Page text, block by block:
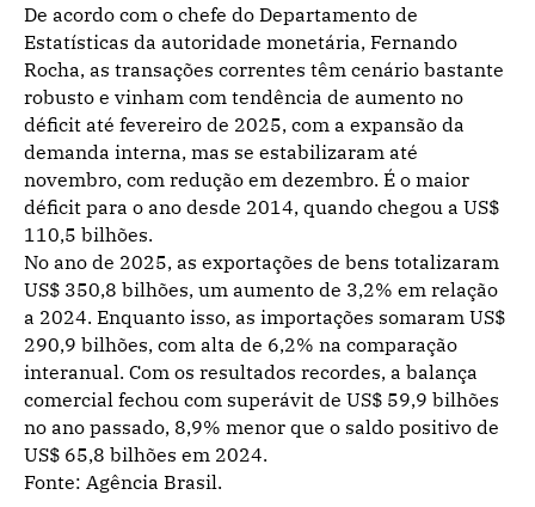
De acordo com o chefe do Departamento de
Estatísticas da autoridade monetária, Fernando
Rocha, as transações correntes têm cenário bastante
robusto e vinham com tendência de aumento no
déficit até fevereiro de 2025, com a expansão da
demanda interna, mas se estabilizaram até
novembro, com redução em dezembro. É o maior
déficit para o ano desde 2014, quando chegou a US$
110,5 bilhões.
No ano de 2025, as exportações de bens totalizaram
US$ 350,8 bilhões, um aumento de 3,2% em relação
a 2024. Enquanto isso, as importações somaram US$
290,9 bilhões, com alta de 6,2% na comparação
interanual. Com os resultados recordes, a balança
comercial fechou com superávit de US$ 59,9 bilhões
no ano passado, 8,9% menor que o saldo positivo de
US$ 65,8 bilhões em 2024.
Fonte: Agência Brasil.